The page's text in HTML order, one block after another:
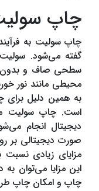
چاپ
چاپ سولیت به
گفته می‌شود.
سطحی صاف و بدون
محیطی مانند نور
به همین دلیل برای
است. چاپ سولیت
دیجیتال انجام
صورت دیجیتالی بر
مزایای زیادی
این مزایا می‌توان
چاپ و امکان چاپ